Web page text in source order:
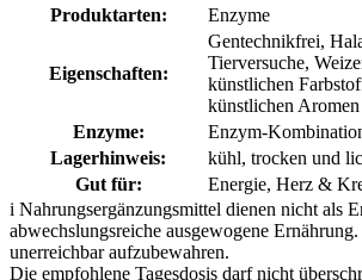
Produktarten:
Enzyme
Eigenschaften:
Gentechnikfrei,
Tierversuche,
künstlichen
künstlichen Aromen
Enzyme:
Enzym-
Lagerhinweis:
kühl, trocken und
Gut für:
Energie, Herz &
i Nahrungsergänzungsmittel dienen nicht als
abwechslungsreiche ausgewogene
unerreichbar aufzubewahren.
Die empfohlene Tagesdosis darf nicht